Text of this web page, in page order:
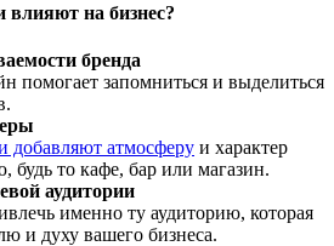
на бизнес?
бренда
помогает запомниться и выделиться
добавляют атмосферу и характер
будь то кафе, бар или магазин.
аудитории
именно ту аудиторию, которая
и духу вашего бизнеса.